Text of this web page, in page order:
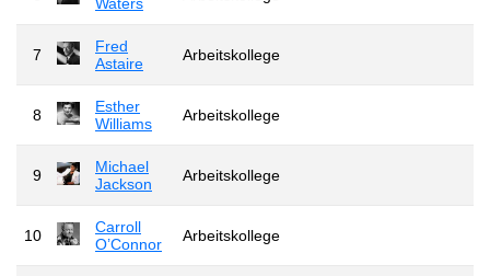
7
Fred
Astaire
Arbeitskollege
8
Esther
Williams
Arbeitskollege
9
Michael
Jackson
Arbeitskollege
10
Carroll
O’Connor
Arbeitskollege